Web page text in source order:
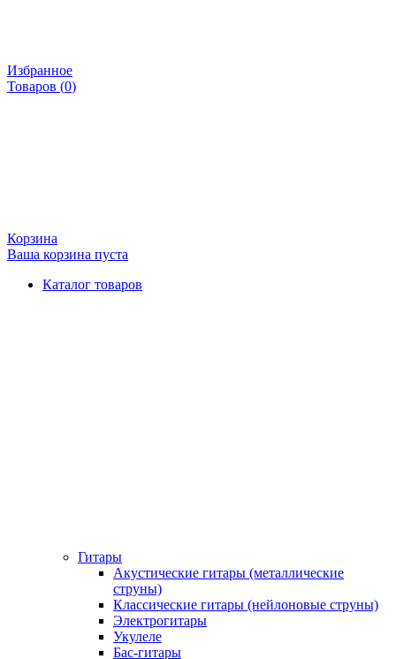
Избранное
Товаров (0)
Корзина
Ваша корзина пуста
Каталог товаров
Гитары
Акустические гитары (металлические
струны)
Классические гитары (нейлоновые струны)
Электрогитары
Укулеле
Бас-гитары